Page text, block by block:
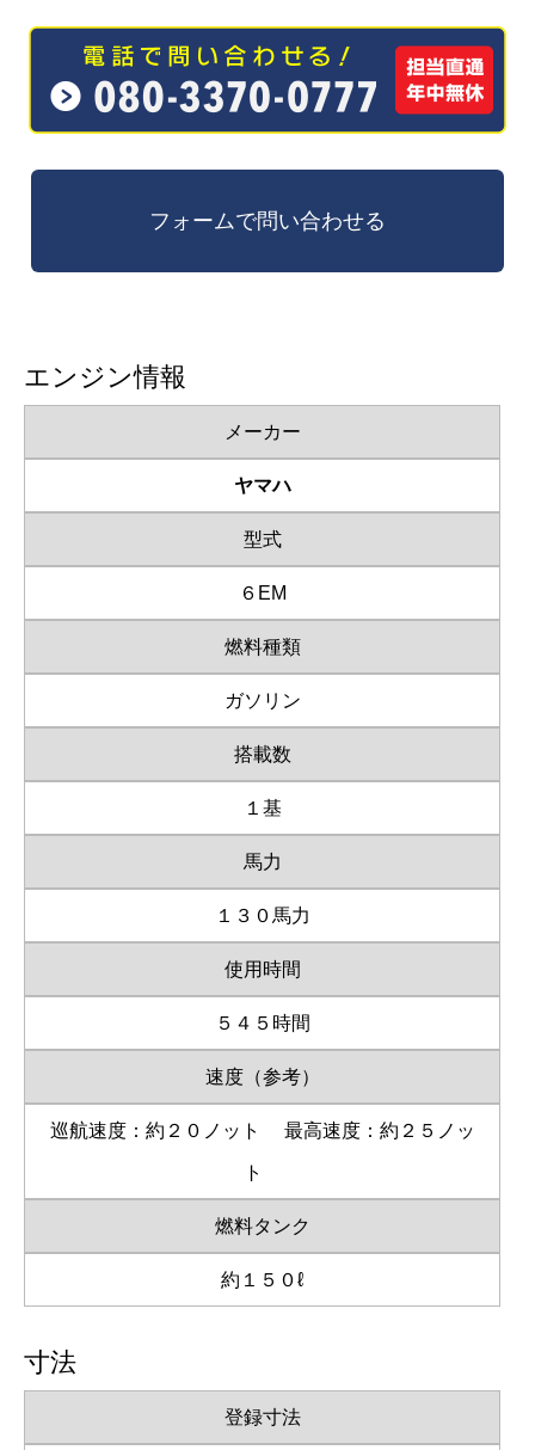
エンジン情報
メーカー
ヤマハ
型式
６EM
燃料種類
ガソリン
搭載数
１基
馬力
１３０馬力
使用時間
５４５時間
速度（参考）
巡航速度：約２０ノット 最高速度：約２５ノッ
ト
燃料タンク
約１５０ℓ
寸法
登録寸法